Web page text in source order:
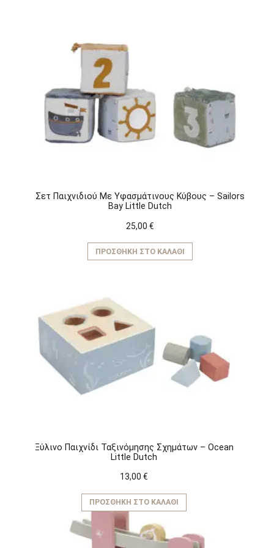
Σετ Παιχνιδιού Mε Yφασμάτινους Kύβους – Sailors
Bay Little Dutch
25,00 €
ΠΡΟΣΘΉΚΗ ΣΤΟ ΚΑΛΆΘΙ
Ξύλινο Παιχνίδι Ταξινόμησης Σχημάτων – Ocean
Little Dutch
13,00 €
ΠΡΟΣΘΉΚΗ ΣΤΟ ΚΑΛΆΘΙ